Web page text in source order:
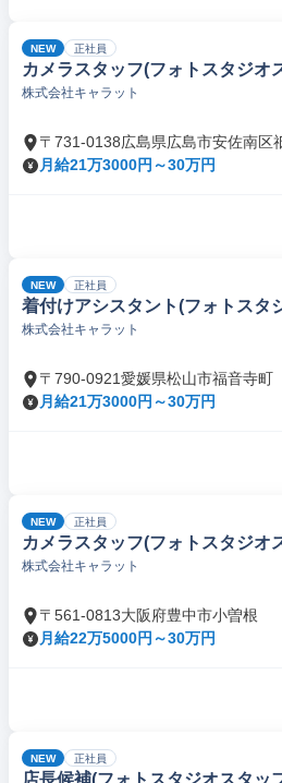
NEW 正社員
カメラスタッフ(フォトスタジオ
株式会社キャラット
〒731-0138広島県広島市安佐南区
月給21万3000円～30万円
NEW 正社員
着付けアシスタント(フォトスタ
株式会社キャラット
〒790-0921愛媛県松山市福音寺町
月給21万3000円～30万円
NEW 正社員
カメラスタッフ(フォトスタジオ
株式会社キャラット
〒561-0813大阪府豊中市小曽根
月給22万5000円～30万円
NEW 正社員
店長候補(フォトスタジオスタッ